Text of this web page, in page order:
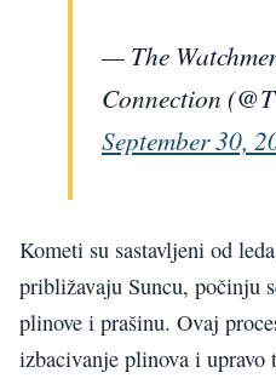
— The
Connection
September 30,
Kometi su sastavljeni od
približavaju Suncu, počinju
plinove i prašinu. Ovaj
izbacivanje plinova i upravo